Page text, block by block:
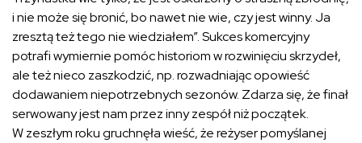
i nie może się bronić, bo nawet nie wie, czy jest winny. Ja
zresztą też tego nie wiedziałem”. Sukces komercyjny
potrafi wymiernie pomóc historiom w rozwinięciu skrzydeł,
ale też nieco zaszkodzić, np. rozwadniając opowieść
dodawaniem niepotrzebnych sezonów. Zdarza się, że finał
serwowany jest nam przez inny zespół niż początek.
W zeszłym roku gruchnęła wieść, że reżyser pomyślanej